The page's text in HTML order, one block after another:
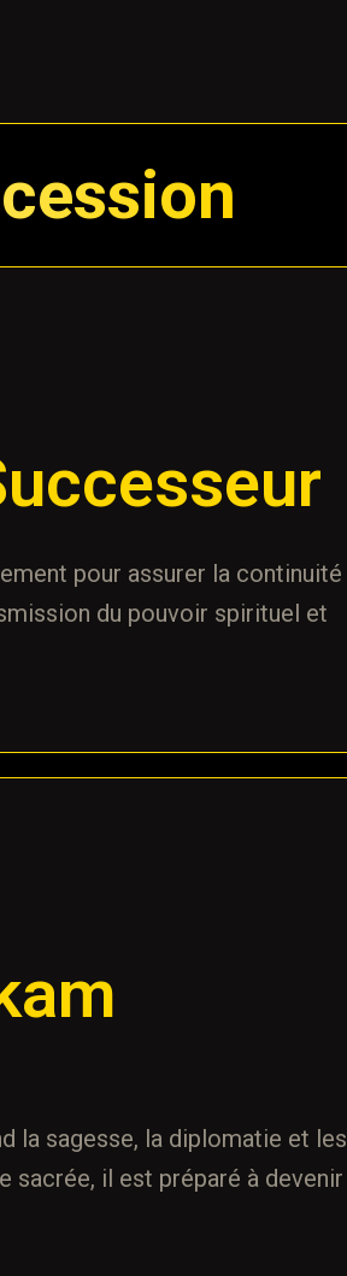
pour assurer la continuité
du pouvoir spirituel et
la sagesse, la diplomatie et les
sacrée, il est préparé à devenir